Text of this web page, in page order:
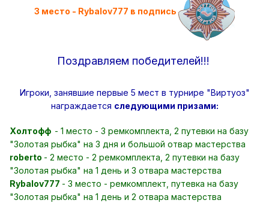
3 место - Rybalov777 в подпись
Поздравляем победителей!!!
Игроки, занявшие первые 5 мест в турнире "Виртуоз"
награждается следующими призами:
Холтофф - 1 место - 3 ремкомплекта, 2 путевки на базу
"Золотая рыбка" на 3 дня и большой отвар мастерства
roberto - 2 место - 2 ремкомплекта, 2 путевки на базу
"Золотая рыбка" на 1 день и 3 отвара мастерства
Rybalov777 - 3 место - ремкомплект, путевка на базу
"Золотая рыбка" на 1 день и 2 отвара мастерства